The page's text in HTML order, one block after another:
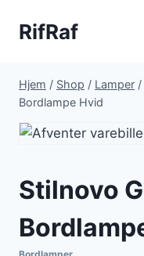
RifRaf
Hjem / Shop / Lamper /
Bordlampe Hvid
Stilnovo